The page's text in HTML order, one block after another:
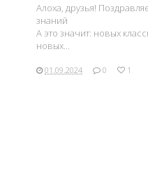
Алоха, друзья!
знаний ‍
А это значит: новых
новых...
01.09.2024 0 1